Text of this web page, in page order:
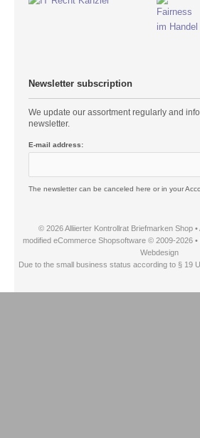
Newsletter subscription
We update our assortment regularly and
newsletter.
E-mail address:
The newsletter can be canceled here or in your
© 2026 Alliierter Kontrollrat Briefmarken Shop
modified eCommerce Shopsoftware © 2009-2026
Webdesign
Due to the small business status according to § 19